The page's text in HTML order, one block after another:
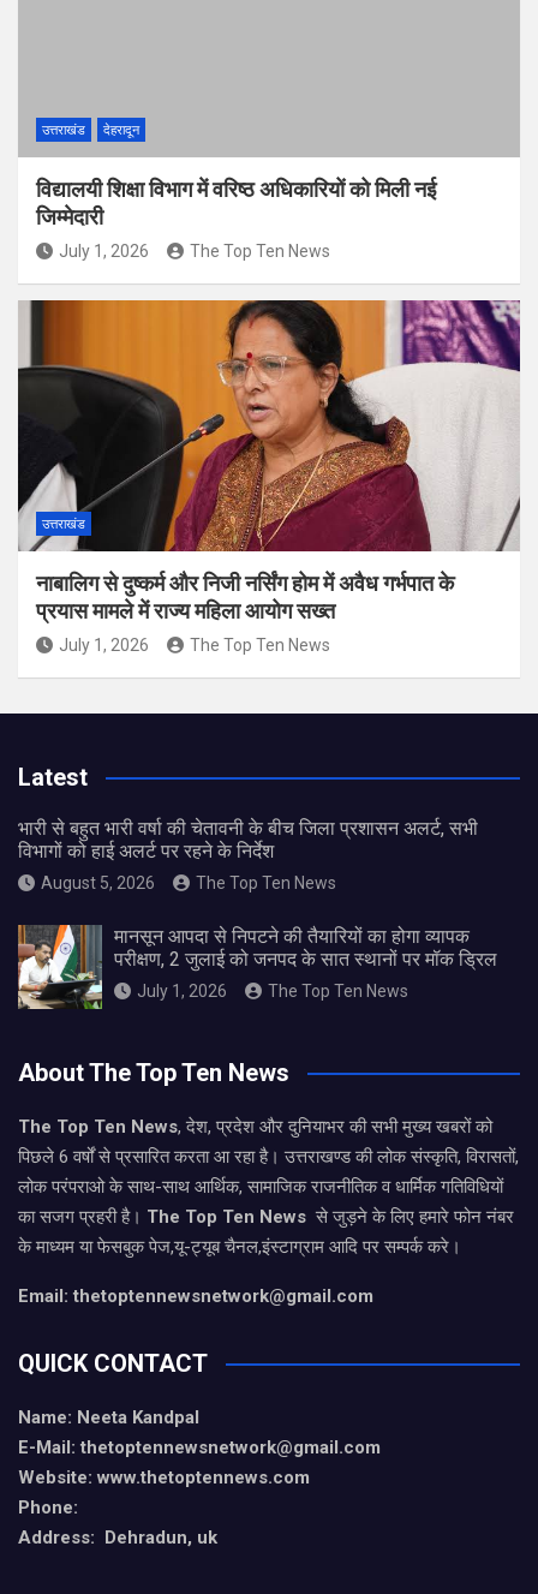
उत्तराखंड देहरादून
विद्यालयी शिक्षा विभाग में वरिष्ठ अधिकारियों को मिली नई
जिम्मेदारी
July 1, 2026 The Top Ten News
उत्तराखंड
नाबालिग से दुष्कर्म और निजी नर्सिंग होम में अवैध गर्भपात के
प्रयास मामले में राज्य महिला आयोग सख्त
July 1, 2026 The Top Ten News
Latest
भारी से बहुत भारी वर्षा की चेतावनी के बीच जिला प्रशासन अलर्ट, सभी
विभागों को हाई अलर्ट पर रहने के निर्देश
August 5, 2026 The Top Ten News
मानसून आपदा से निपटने की तैयारियों का होगा व्यापक
परीक्षण, 2 जुलाई को जनपद के सात स्थानों पर मॉक ड्रिल
July 1, 2026 The Top Ten News
About The Top Ten News
The Top Ten News, देश, प्रदेश और दुनियाभर की सभी मुख्य खबरों को
पिछले 6 वर्षों से प्रसारित करता आ रहा है। उत्तराखण्ड की लोक संस्कृति, विरासतों,
लोक परंपराओ के साथ-साथ आर्थिक, सामाजिक राजनीतिक व धार्मिक गतिविधियों
का सजग प्रहरी है। The Top Ten News से जुड़ने के लिए हमारे फोन नंबर
के माध्यम या फेसबुक पेज,यू-ट्यूब चैनल,इंस्टाग्राम आदि पर सम्पर्क करे।
Email: thetoptennewsnetwork@gmail.com
QUICK CONTACT
Name: Neeta Kandpal
E-Mail: thetoptennewsnetwork@gmail.com
Website: www.thetoptennews.com
Phone:
Address: Dehradun, uk